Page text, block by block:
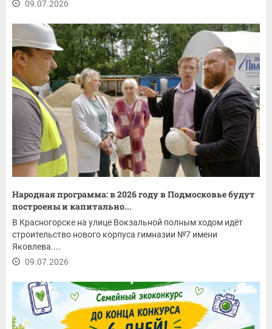
09.07.2026
Народная программа: в 2026 году в Подмосковье будут
построены и капитально...
В Красногорске на улице Вокзальной полным ходом идёт
строительство нового корпуса гимназии №7 имени
Яковлева....
09.07.2026